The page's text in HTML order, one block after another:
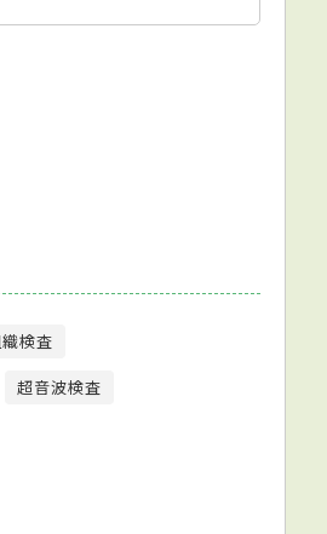
検査
超音波検査